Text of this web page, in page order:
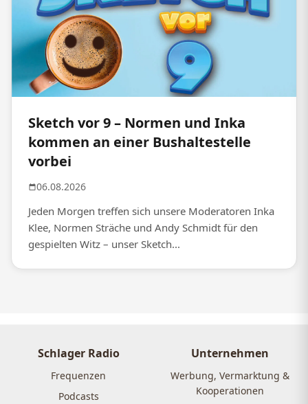
Sketch vor 9 – Normen und Inka
kommen an einer Bushaltestelle
vorbei
06.08.2026
Jeden Morgen treffen sich unsere Moderatoren Inka
Klee, Normen Sträche und Andy Schmidt für den
gespielten Witz – unser Sketch...
Schlager Radio
Frequenzen
Podcasts
Unternehmen
Werbung, Vermarktung &
Kooperationen